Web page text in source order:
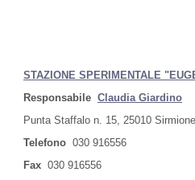
STAZIONE SPERIMENTALE
Responsabile Claudia Giardino
Punta Staffalo n. 15, 25010
Telefono 030 916556
Fax 030 916556